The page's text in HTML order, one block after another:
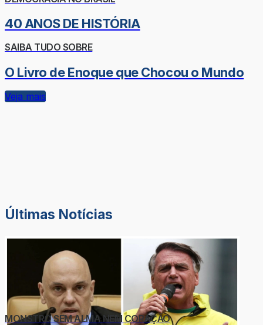
40 ANOS DE HISTÓRIA
SAIBA TUDO SOBRE
O Livro de Enoque que Chocou o Mundo
Veja mais
Últimas Notícias
MONSTRO SEM ALMA NEM CORAÇÃO